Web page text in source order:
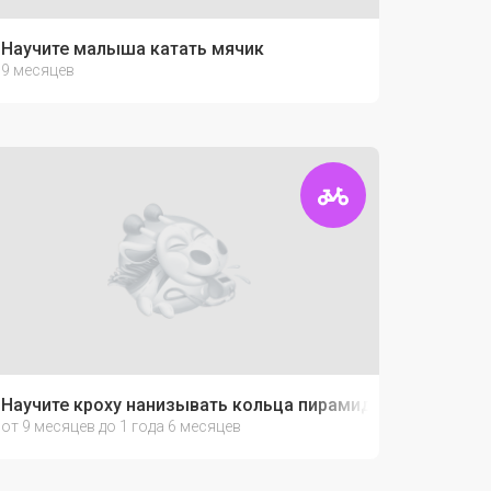
Научите малыша катать мячик
9 месяцев
Научите кроху нанизывать кольца пирамидки
от 9 месяцев до 1 года 6 месяцев